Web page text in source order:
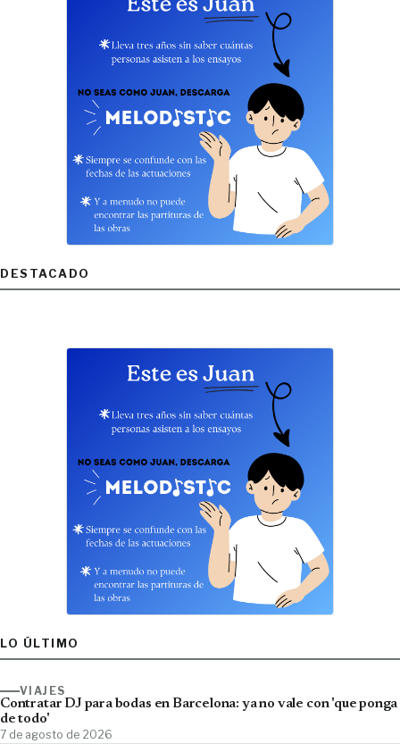
DESTACADO
LO ÚLTIMO
VIAJES
Contratar DJ para bodas en Barcelona: ya no vale con 'que ponga
de todo'
7 de agosto de 2026